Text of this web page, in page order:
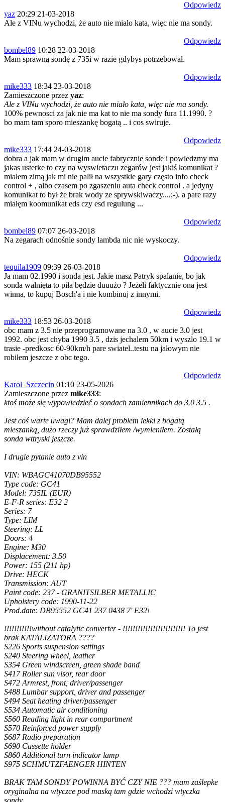
Odpowiedz
yaz 20:29 21-03-2018
Ale z VINu wychodzi, że auto nie miało kata, więc nie ma sondy.
Odpowiedz
bombel89 10:28 22-03-2018
Mam sprawną sondę z 735i w razie gdybys potrzebował.
Odpowiedz
mike333 18:34 23-03-2018
Zamieszczone przez yaz:
Ale z VINu wychodzi, że auto nie miało kata, więc nie ma sondy.
100% pewnosci za jak nie ma kat to nie ma sondy fura 11.1990. ?
bo mam tam sporo mieszankę bogatą .. i cos swiruje.
Odpowiedz
mike333 17:44 24-03-2018
dobra a jak mam w drugim aucie fabrycznie sonde i powiedzmy ma
jakas usterke to czy na wyswietaczu zegarów jest jakiś komunikat ?
miałem zimą jak mi nie palił na wszystkie gary często info check
control + , albo czasem po zgaszeniu auta check control . a jedyny
komunikat to był że brak wody ze sprywskiwaczy....;-). a pare razy
miałęm koomunikat eds czy esd regulung ...
Odpowiedz
bombel89 07:07 26-03-2018
Na zegarach odnośnie sondy lambda nic nie wyskoczy.
Odpowiedz
tequila1909 09:39 26-03-2018
Ja mam 02.1990 i sonda jest. Jakie masz Patryk spalanie, bo jak
sonda walnięta to piła będzie duuużo ? Jeżeli faktycznie ona jest
winna, to kupuj Bosch'a i nie kombinuj z innymi.
Odpowiedz
mike333 18:53 26-03-2018
obc mam z 3.5 nie przeprogramowane na 3.0 , w aucie 3.0 jest
1992. obc jest chyba 1990 3.5 , dzis jechalem 50km i wyszlo 19.1 w
trasie -predkosc 60-90km/h pare swiatel..testu na jałowym nie
robiłem jeszcze z obc tego.
Odpowiedz
Karol_Szczecin 01:10 23-05-2026
Zamieszczone przez mike333:
ktoś może się wypowiedzieć o sondach zamiennikach do 3.0 3.5 .
Jest coś warte uwagi? Mam dalej problem lekki z bogatą
mieszanką, dużo rzeczy już sprawdziłem /wymieniłem. Zostałą
sonda wttryski jeszcze.
I drugie pytanie auto z vin
VIN: WBAGC41070DB95552
Type code: GC41
Model: 735IL (EUR)
E-F-R series: E32 2
Series: 7
Type: LIM
Steering: LL
Doors: 4
Engine: M30
Displacement: 3.50
Power: 155 (211 hp)
Drive: HECK
Transmission: AUT
Paint code: 237 - GRANITSILBER METALLIC
Upholstery code: 1990-11-22
Prod.date: DB95552 GC41 237 0438 7' E32\
!!!!!!!!!!!without catalytic converter - !!!!!!!!!!!!!!!!!!!!!!!!! To jest
brak KATALIZATORA ????
S226 Sports suspension settings
S240 Steering wheel, leather
S354 Green windscreen, green shade band
S417 Roller sun visor, rear door
S472 Armrest, front, driver/passenger
S488 Lumbar support, driver and passenger
S494 Seat heating driver/passenger
S534 Automatic air conditioning
S560 Reading light in rear compartment
S570 Reinforced power supply
S687 Radio preparation
S690 Cassette holder
S860 Additional turn indicator lamp
S975 SCHMUTZFAENGER HINTEN
BRAK TAM SONDY POWINNA BYĆ CZY NIE ??? mam zaślepke
oryginalna na wtyczce pod maską tam gdzie wchodzi wtyczka
sondy...